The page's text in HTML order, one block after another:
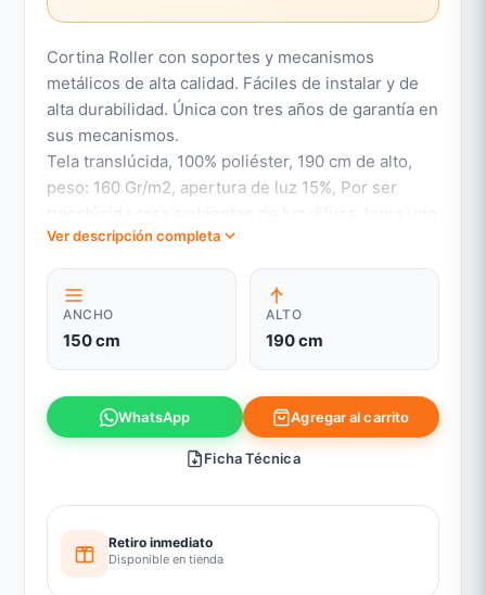
Cortina Roller con soportes y mecanismos
metálicos de alta calidad. Fáciles de instalar y de
alta durabilidad. Única con tres años de garantía en
sus mecanismos.
Tela translúcida, 100% poliéster, 190 cm de alto,
peso: 160 Gr/m2, apertura de luz 15%, Por ser
suave iluminación natural y asegura la privacidad
de todo tipo de ambientes. Bloquea la visión al
100%.
Mantención y LimpiezaRetirar el polvo y luego
limpiar con paño húmedo,La calidad de este
producto permite que,si usted desarma su cortina
y retira la tela, pueda ser lavada suavemente con
agua tibia y jabón neutro,secándola con
cuidado.Sin sufrir deterioro alguno.
Ver descripción completa
ANCHO
150 cm
ALTO
190 cm
WhatsApp Agregar al carrito
Ficha Técnica
Retiro inmediato
Disponible en tienda